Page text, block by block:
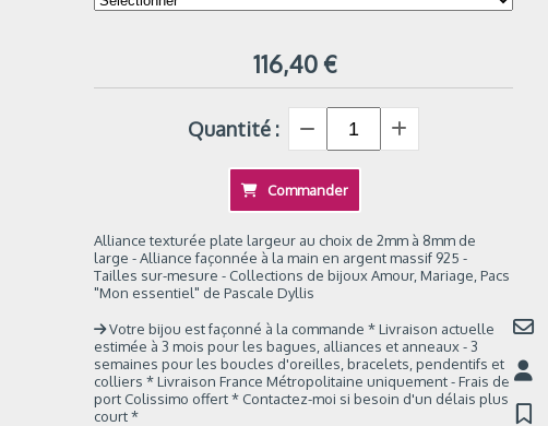
116,40€
Quantité :
Commander
Alliance texturée plate largeur au choix de 2mm à 8mm de
large - Alliance façonnée à la main en argent massif 925 -
Tailles sur-mesure - Collections de bijoux Amour, Mariage, Pacs
"Mon essentiel" de Pascale Dyllis
Votre bijou est façonné à la commande * Livraison actuelle
estimée à 3 mois pour les bagues, alliances et anneaux - 3
semaines pour les boucles d'oreilles, bracelets, pendentifs et
colliers * Livraison France Métropolitaine uniquement - Frais de
port Colissimo offert * Contactez-moi si besoin d'un délais plus
court *